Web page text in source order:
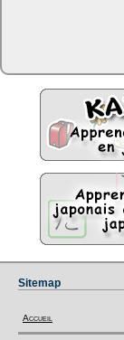
Sitemap
Accueil